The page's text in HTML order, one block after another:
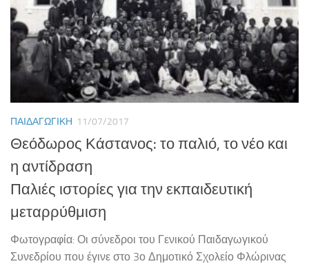
ΠΑΙΔΑΓΩΓΙΚΉ 11/07/2017
Θεόδωρος Κάστανος: το παλιό, το νέο και
η αντίδραση
Παλιές ιστορίες για την εκπαιδευτική
μεταρρύθμιση
Φωτογραφία: Οι σύνεδροι του Γενικού Παιδαγωγικού
Συνεδρίου που έγινε στο 3ο Δημοτικό Σχολείο Φλώρινας